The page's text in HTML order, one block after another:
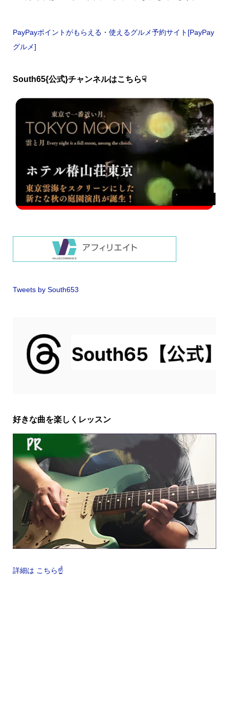
PayPayポイントがもらえる・使えるグルメ予約サイト[PayPay
グルメ]
South65{公式}チャンネルはこちら☟
Tweets by South653
好きな曲を楽しくレッスン
詳細は こちら☝️